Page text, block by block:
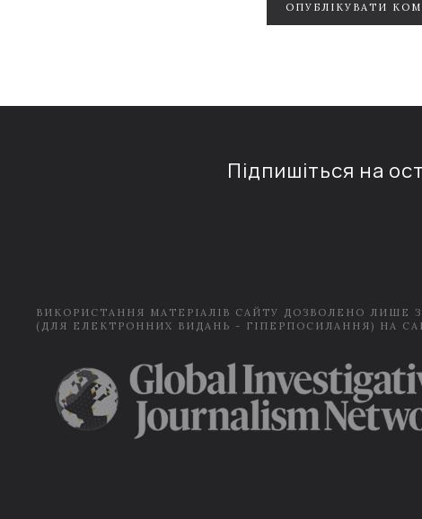
ОПУБЛІКУВАТИ
Підпишіться на
ВИКОРИСТАННЯ МАТЕРІАЛІВ САЙТУ ДОЗВОЛЕНО ЛИШЕ
(ДЛЯ ЕЛЕКТРОННИХ ВИДАНЬ - ГІПЕРПОСИЛАННЯ) НА